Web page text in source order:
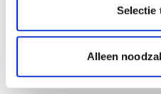
Selectie
Alleen